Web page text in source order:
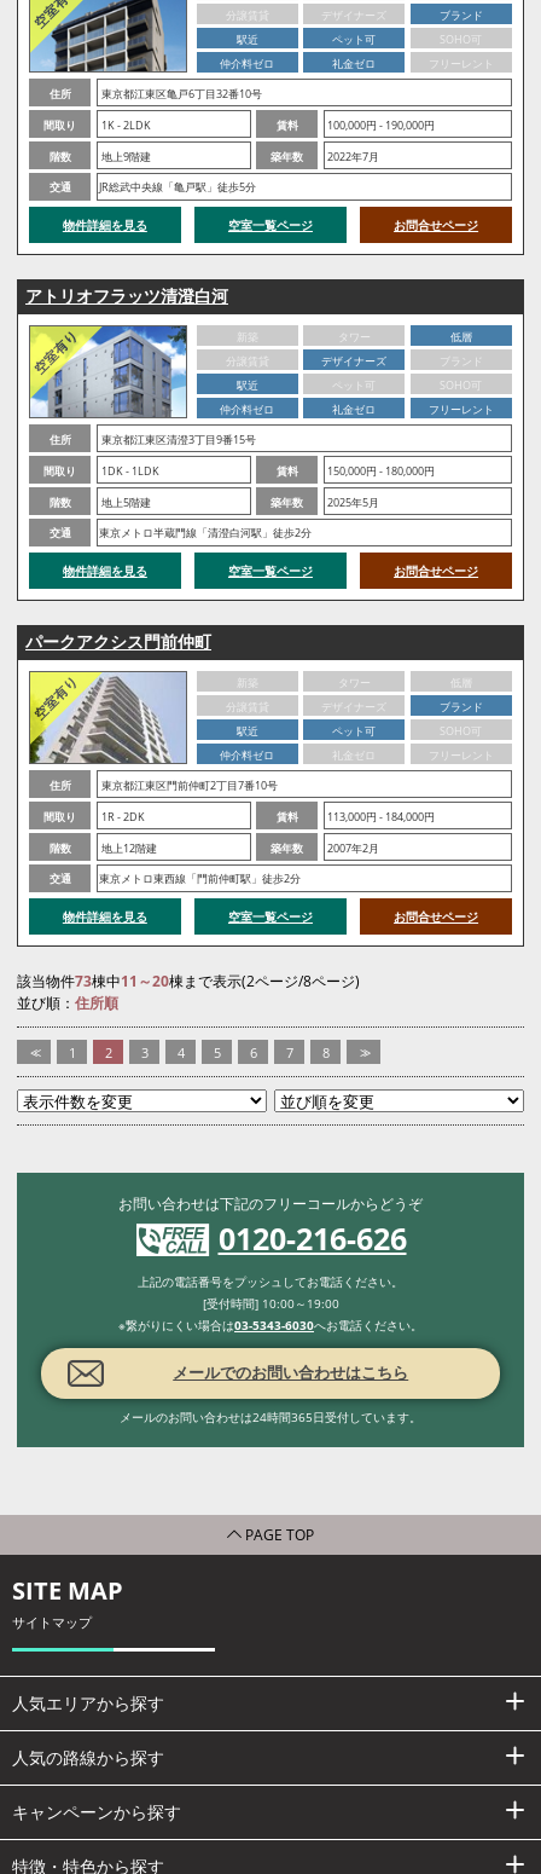
分譲賃貸
デザイナーズ
ブランド
駅近
ペット可
SOHO可
仲介料ゼロ
礼金ゼロ
フリーレント
住所
東京都江東区亀戸6丁目32番10号
間取り
1K - 2LDK 賃料
100,000円 - 190,000円
階数
地上9階建 築年数
2022年7月
交通
JR総武中央線「亀戸駅」徒歩5分
物件詳細を見る 空室一覧ページ お問合せページ
アトリオフラッツ清澄白河
新築 タワー
低層
分譲賃貸
デザイナーズ
ブランド
駅近
ペット可
SOHO可
仲介料ゼロ
礼金ゼロ
フリーレント
住所
東京都江東区清澄3丁目9番15号
間取り
1DK - 1LDK 賃料
150,000円 - 180,000円
階数
地上5階建 築年数
2025年5月
交通
東京メトロ半蔵門線「清澄白河駅」徒歩2分
物件詳細を見る 空室一覧ページ お問合せページ
パークアクシス門前仲町
新築 タワー
低層
分譲賃貸
デザイナーズ
ブランド
駅近
ペット可
SOHO可
仲介料ゼロ
礼金ゼロ
フリーレント
住所
東京都江東区門前仲町2丁目7番10号
間取り
1R - 2DK 賃料
113,000円 - 184,000円
階数
地上12階建 築年数
2007年2月
交通
東京メトロ東西線「門前仲町駅」徒歩2分
物件詳細を見る 空室一覧ページ お問合せページ
該当物件73棟中11～20棟まで表示(2ページ/8ページ)
並び順： 住所順
<< 1 2 3 4 5 6 7 8 >>
お問い合わせは下記のフリーコールからどうぞ
0120-216-626
上記の電話番号をプッシュしてお電話ください。
[受付時間] 10:00～19:00
※繋がりにくい場合は03-5343-6030へお電話ください。
メールでのお問い合わせはこちら
メールのお問い合わせは24時間365日受付しています。
PAGE TOP
SITE MAP
サイトマップ
人気エリアから探す
人気の路線から探す
キャンペーンから探す
特徴・特色から探す